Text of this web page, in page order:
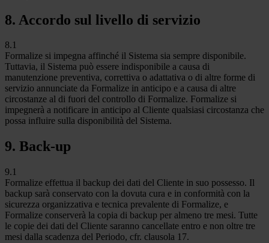
8. Accordo sul livello di servizio
8.1
Formalize si impegna affinché il Sistema sia sempre disponibile.
Tuttavia, il Sistema può essere indisponibile a causa di
manutenzione preventiva, correttiva o adattativa o di altre forme di
servizio annunciate da Formalize in anticipo e a causa di altre
circostanze al di fuori del controllo di Formalize. Formalize si
impegnerà a notificare in anticipo al Cliente qualsiasi circostanza che
possa influire sulla disponibilità del Sistema.
9. Back-up
9.1
Formalize effettua il backup dei dati del Cliente in suo possesso. Il
backup sarà conservato con la dovuta cura e in conformità con la
sicurezza organizzativa e tecnica prevalente di Formalize, e
Formalize conserverà la copia di backup per almeno tre mesi. Tutte
le copie dei dati del Cliente saranno cancellate entro e non oltre tre
mesi dalla scadenza del Periodo, cfr. clausola 17.